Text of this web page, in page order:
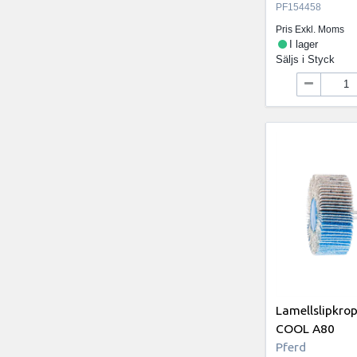
PF154458
Pris Exkl. Moms
I lager
Säljs iStyck
COOL A80
Pferd